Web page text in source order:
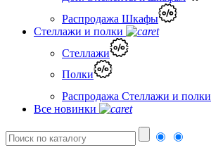
Распродажа Шкафы
Стеллажи и полки
Стеллажи
Полки
Распродажа Стеллажи и полки
Все новинки